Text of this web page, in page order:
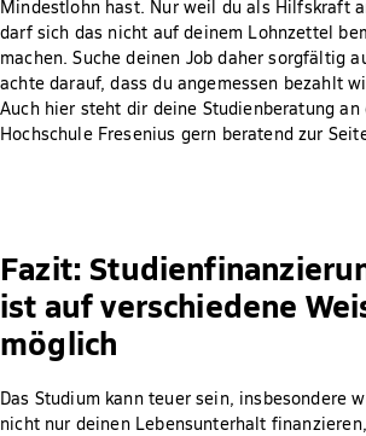
Mindestlohn hast. Nur weil du als Hilfskraft
darf sich das nicht auf deinem Lohnzettel
machen. Suche deinen Job daher sorgfältig
achte darauf, dass du angemessen bezahlt
Auch hier steht dir deine Studienberatung an
Hochschule Fresenius gern beratend zur
Fazit:
ist auf verschiedene
möglich
Das Studium kann teuer sein, insbesondere
nicht nur deinen Lebensunterhalt finanzieren,